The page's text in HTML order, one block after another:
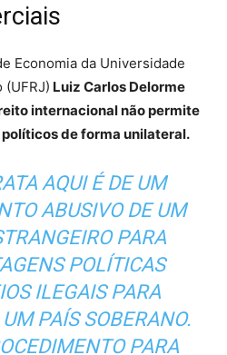
Economia da Universidade
(UFRJ) Luiz Carlos Delorme
internacional não permite
de forma unilateral.
AQUI É DE UM
ABUSIVO DE UM
PARA
POLÍTICAS
ILEGAIS PARA
PAÍS SOBERANO.
PARA